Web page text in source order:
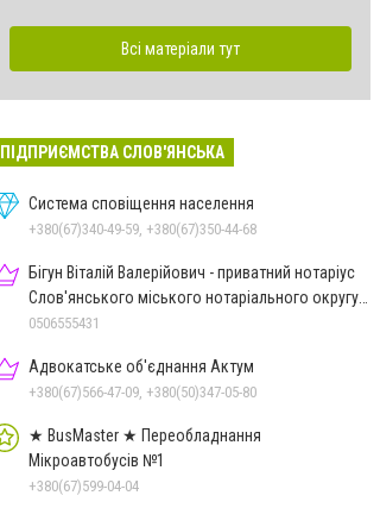
Всі матеріали тут
ПІДПРИЄМСТВА СЛОВ'ЯНСЬКА
Система сповіщення населення
+380(67)340-49-59, +380(67)350-44-68
Бігун Віталій Валерійович - приватний нотаріус
Слов'янського міського нотаріального округу
Дон.обл.
0506555431
Адвокатське об'єднання Актум
+380(67)566-47-09, +380(50)347-05-80
★ BusMaster ★ Переобладнання
Мікроавтобусів №1
+380(67)599-04-04